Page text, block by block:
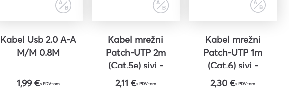
Kabel Usb 2.0 A-A
M/M 0.8M
1,99 €s PDV-om
Kabel mrežni
Patch-UTP 2m
(Cat.5e) sivi -
ROLINE
2,11 €s PDV-om
Kabel mrežni
Patch-UTP 1m
(Cat.6) sivi -
ROLINE
2,30 €s PDV-om